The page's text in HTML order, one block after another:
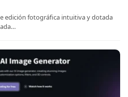
edición fotográfica intuitiva y dotada